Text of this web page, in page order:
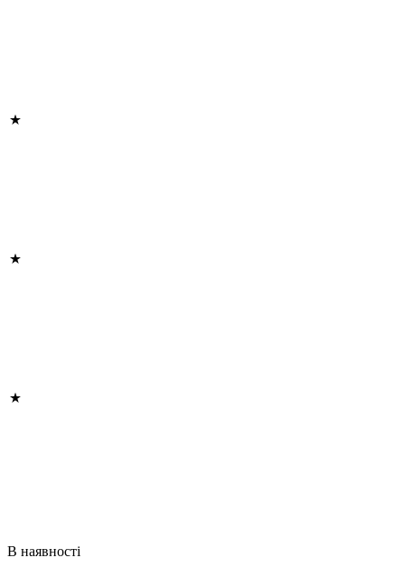
В наявності